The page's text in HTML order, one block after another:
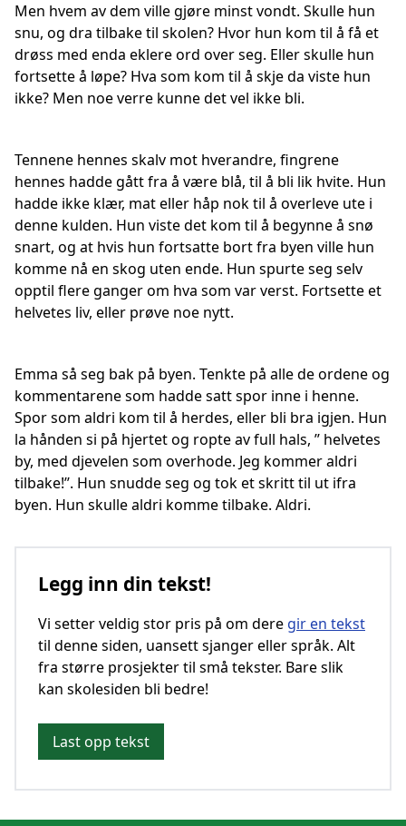
Men hvem av dem ville gjøre minst vondt. Skulle hun
snu, og dra tilbake til skolen? Hvor hun kom til å få et
drøss med enda eklere ord over seg. Eller skulle hun
fortsette å løpe? Hva som kom til å skje da viste hun
ikke? Men noe verre kunne det vel ikke bli.
Tennene hennes skalv mot hverandre, fingrene
hennes hadde gått fra å være blå, til å bli lik hvite. Hun
hadde ikke klær, mat eller håp nok til å overleve ute i
denne kulden. Hun viste det kom til å begynne å snø
snart, og at hvis hun fortsatte bort fra byen ville hun
komme nå en skog uten ende. Hun spurte seg selv
opptil flere ganger om hva som var verst. Fortsette et
helvetes liv, eller prøve noe nytt.
Emma så seg bak på byen. Tenkte på alle de ordene og
kommentarene som hadde satt spor inne i henne.
Spor som aldri kom til å herdes, eller bli bra igjen. Hun
la hånden si på hjertet og ropte av full hals, ’’ helvetes
by, med djevelen som overhode. Jeg kommer aldri
tilbake!’’. Hun snudde seg og tok et skritt til ut ifra
byen. Hun skulle aldri komme tilbake. Aldri.
Legg inn din tekst!
Vi setter veldig stor pris på om dere gir en tekst
til denne siden, uansett sjanger eller språk. Alt
fra større prosjekter til små tekster. Bare slik
kan skolesiden bli bedre!
Last opp tekst